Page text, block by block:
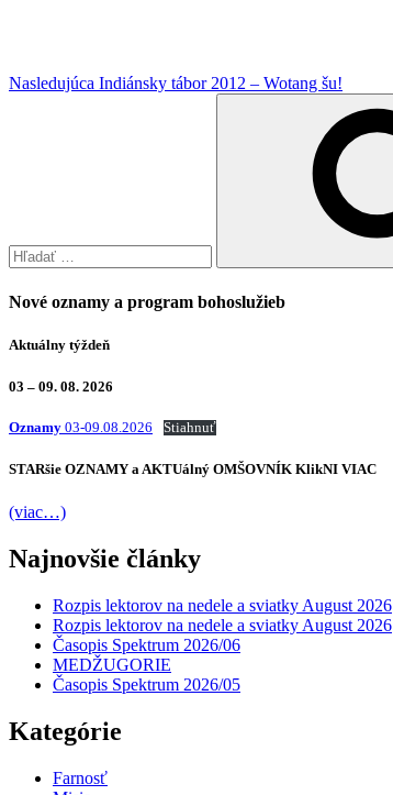
Nasledujúca Indiánsky tábor 2012 – Wotang šu!
Nové oznamy a program bohoslužieb
Aktuálny týždeň
03 – 09. 08. 2026
Oznamy 03-09.08.2026 Stiahnuť
STARšie OZNAMY a AKTUálný OMŠOVNÍK KlikNI VIAC
(viac…)
Najnovšie články
Rozpis lektorov na nedele a sviatky August 2026
Rozpis lektorov na nedele a sviatky August 2026
Časopis Spektrum 2026/06
MEDŽUGORIE
Časopis Spektrum 2026/05
Kategórie
Farnosť